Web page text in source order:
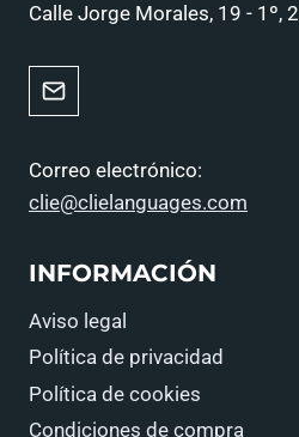
Calle Jorge Morales, 19 - 1º,
Correo electrónico:
clie@clielanguages.com
INFORMACIÓN
Aviso legal
Política de privacidad
Política de cookies
Condiciones de compra